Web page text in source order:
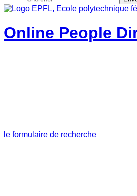
Online People
le formulaire de recherche